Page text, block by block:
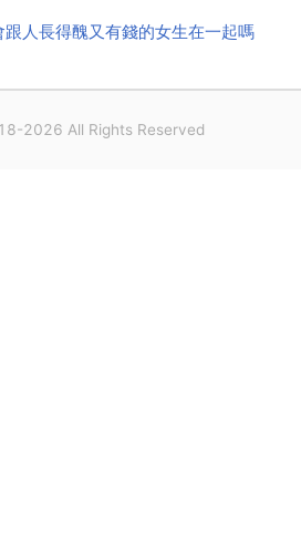
人長得醜又有錢的女生在一起嗎
2026 All Rights Reserved